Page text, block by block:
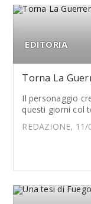
EDITORIA
Torna La
Il personaggio
questi giorni col
REDAZIONE,